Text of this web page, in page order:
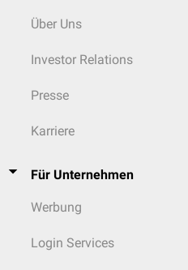
Über Uns
Investor Relations
Presse
Karriere
Für Unternehmen
Werbung
Login Services